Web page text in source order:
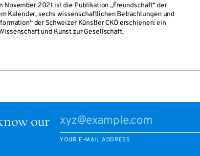
November 2021 ist die Publikation „Freundschaft“ der
Kalender, sechs wissenschaftlichen Betrachtungen und
der Schweizer Künstler CKÖ erschienen: ein
und Kunst zur Gesellschaft.
our
YOUR E-MAIL ADDRESS